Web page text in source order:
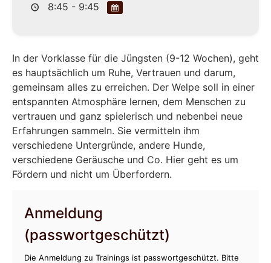
8:45 - 9:45
In der Vorklasse für die Jüngsten (9-12 Wochen), geht
es hauptsächlich um Ruhe, Vertrauen und darum,
gemeinsam alles zu erreichen. Der Welpe soll in einer
entspannten Atmosphäre lernen, dem Menschen zu
vertrauen und ganz spielerisch und nebenbei neue
Erfahrungen sammeln. Sie vermitteln ihm
verschiedene Untergründe, andere Hunde,
verschiedene Geräusche und Co. Hier geht es um
Fördern und nicht um Überfordern.
Anmeldung
(passwortgeschützt)
Die Anmeldung zu Trainings ist passwortgeschützt. Bitte